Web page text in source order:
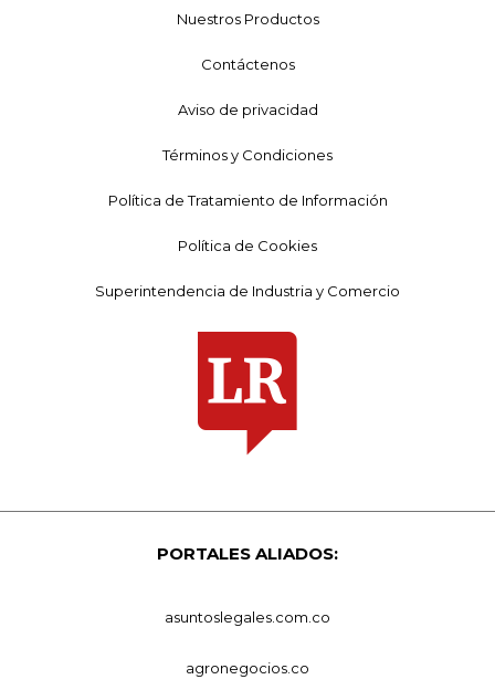
Nuestros Productos
Contáctenos
Aviso de privacidad
Términos y Condiciones
Política de Tratamiento de Información
Política de Cookies
Superintendencia de Industria y Comercio
PORTALES ALIADOS:
asuntoslegales.com.co
agronegocios.co